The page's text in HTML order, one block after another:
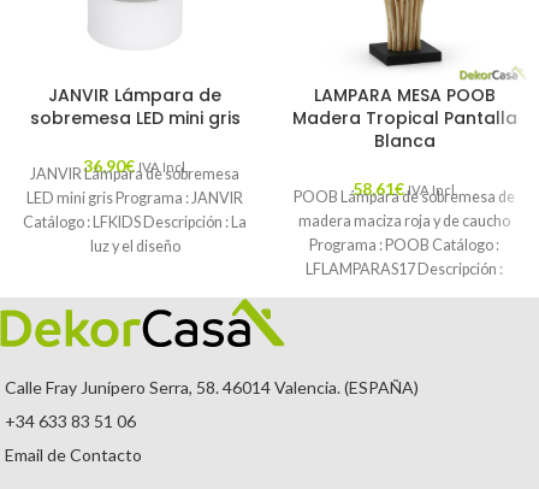
JANVIR Lámpara de
sobremesa LED mini gris
36,90€ IVA Incl.
JANVIR Lámpara de sobremesa
LED mini gris Programa : JANVIR
Catálogo : LFKIDS Descripción : La
luz y el diseño
LAMPARA MESA POOB
Madera Tropical Pantalla
Blanca
58,61€ IVA Incl.
POOB Lámpara de sobremesa de
madera maciza roja y de caucho
Programa : POOB Catálogo :
LFLAMPARAS17 Descripción :
Lámpara
Calle Fray Junípero Serra, 58. 46014 Valencia. (ESPAÑA)
+34 633 83 51 06
Email de Contacto